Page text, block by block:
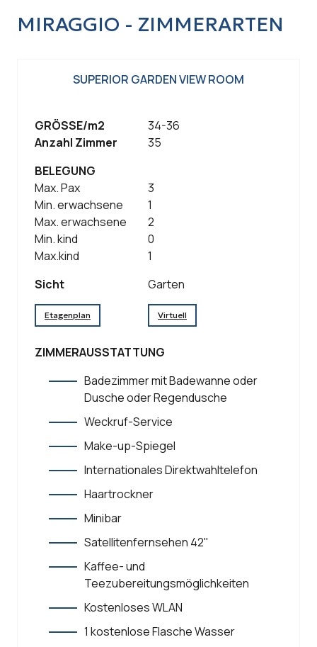
MIRAGGIO - ZIMMERARTEN
SUPERIOR GARDEN VIEW ROOM
GRÖSSE/m2
34-36
Anzahl Zimmer
35
BELEGUNG
Max. Pax
3
Min. erwachsene
1
Max. erwachsene
2
Min. kind
0
Max.kind
1
Sicht
Garten
Etagenplan Virtuell
ZIMMERAUSSTATTUNG
Badezimmer mit Badewanne oder
Dusche oder Regendusche
Weckruf-Service
Make-up-Spiegel
Internationales Direktwahltelefon
Haartrockner
Minibar
Satellitenfernsehen 42''
Kaffee- und
Teezubereitungsmöglichkeiten
Kostenloses WLAN
1 kostenlose Flasche Wasser